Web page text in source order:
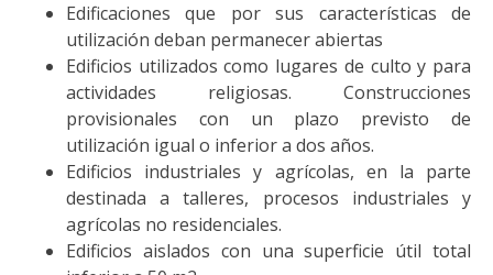
Edificaciones que por sus características de
utilización deban permanecer abiertas
Edificios utilizados como lugares de culto y para
actividades religiosas. Construcciones
provisionales con un plazo previsto de
utilización igual o inferior a dos años.
Edificios industriales y agrícolas, en la parte
destinada a talleres, procesos industriales y
agrícolas no residenciales.
Edificios aislados con una superficie útil total